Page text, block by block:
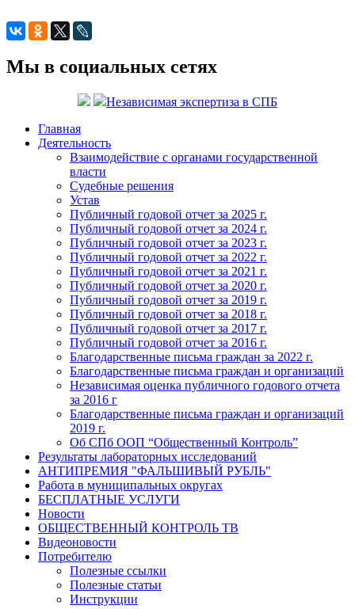
Мы в социальных сетях
Независимая экспертиза в СПБ
Главная
Деятельность
Взаимодействие с органами государственной
власти
Судебные решения
Устав
Публичный годовой отчет за 2025 г.
Публичный годовой отчет за 2024 г.
Публичный годовой отчет за 2023 г.
Публичный годовой отчет за 2022 г.
Публичный годовой отчет за 2021 г.
Публичный годовой отчет за 2020 г.
Публичный годовой отчет за 2019 г.
Публичный годовой отчет за 2018 г.
Публичный годовой отчет за 2017 г.
Публичный годовой отчет за 2016 г.
Благодарственные письма граждан за 2022 г.
Благодарственные письма граждан и организаций
Независимая оценка публичного годового отчета
за 2016 г
Благодарственные письма граждан и организаций
2019 г.
Об СПб ООП “Общественный Контроль”
Результаты лабораторных исследований
АНТИПРЕМИЯ "ФАЛЬШИВЫЙ РУБЛЬ"
Работа в муниципальных округах
БЕСПЛАТНЫЕ УСЛУГИ
Новости
ОБЩЕСТВЕННЫЙ КОНТРОЛЬ ТВ
Видеоновости
Потребителю
Полезные ссылки
Полезные статьи
Инструкции